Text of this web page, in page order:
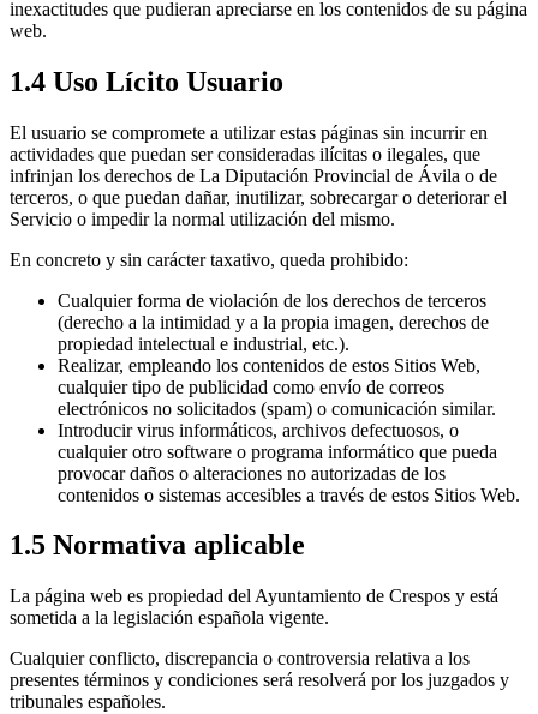
inexactitudes que pudieran apreciarse en los contenidos de su página
web.
1.4 Uso Lícito Usuario
El usuario se compromete a utilizar estas páginas sin incurrir en
actividades que puedan ser consideradas ilícitas o ilegales, que
infrinjan los derechos de La Diputación Provincial de Ávila o de
terceros, o que puedan dañar, inutilizar, sobrecargar o deteriorar el
Servicio o impedir la normal utilización del mismo.
En concreto y sin carácter taxativo, queda prohibido:
Cualquier forma de violación de los derechos de terceros
(derecho a la intimidad y a la propia imagen, derechos de
propiedad intelectual e industrial, etc.).
Realizar, empleando los contenidos de estos Sitios Web,
cualquier tipo de publicidad como envío de correos
electrónicos no solicitados (spam) o comunicación similar.
Introducir virus informáticos, archivos defectuosos, o
cualquier otro software o programa informático que pueda
provocar daños o alteraciones no autorizadas de los
contenidos o sistemas accesibles a través de estos Sitios Web.
1.5 Normativa aplicable
La página web es propiedad del Ayuntamiento de Crespos y está
sometida a la legislación española vigente.
Cualquier conflicto, discrepancia o controversia relativa a los
presentes términos y condiciones será resolverá por los juzgados y
tribunales españoles.